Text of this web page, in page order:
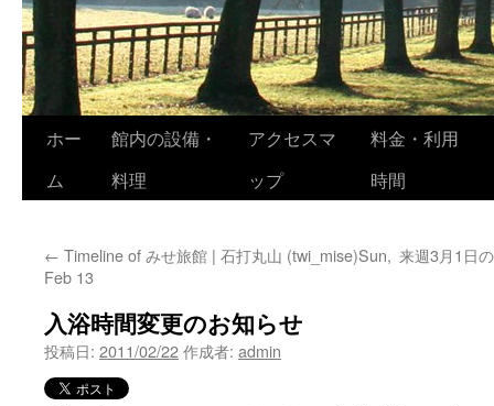
ホー
ム
館内の設備・
料理
アクセスマ
ップ
料金・利用
時間
← Timeline of みせ旅館 | 石打丸山 (twi_mise)Sun,
Feb 13
来週3月1日
入浴時間変更のお知らせ
投稿日: 2011/02/22作成者: admin